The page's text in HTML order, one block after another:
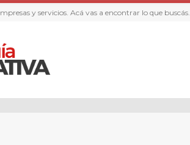
y servicios. Acá vas a encontrar lo que buscás.